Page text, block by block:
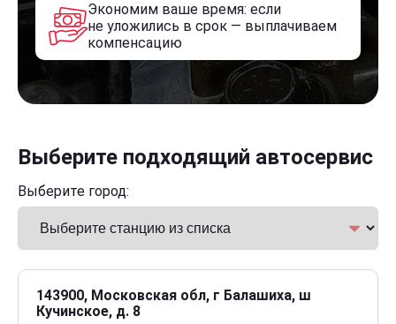
Экономим ваше время: если
не уложились в срок — выплачиваем
компенсацию
Выберите подходящий автосервис
Выберите город:
143900, Московская обл, г Балашиха, ш
Кучинское, д. 8